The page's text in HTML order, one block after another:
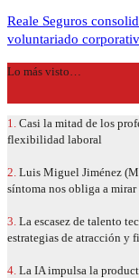
Reale Seguros
voluntariado
Lo más visto…
1. Casi la mitad de los
flexibilidad laboral
2. Luis Miguel Jiménez
síntoma nos obliga a mirar
3. La escasez de talento
estrategias de atracción y
4. La IA impulsa la